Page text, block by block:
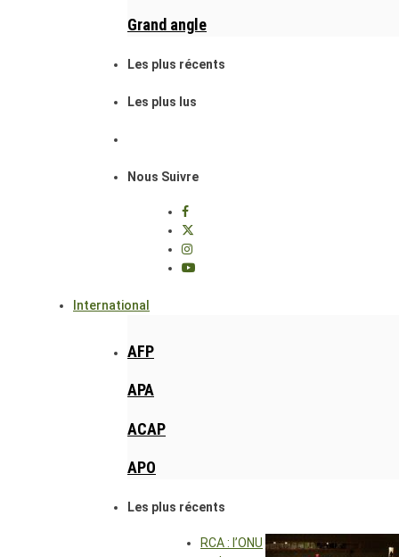
Grand angle
Les plus récents
Les plus lus
Nous Suivre
International
AFP
APA
ACAP
APO
Les plus récents
RCA : l’ONU